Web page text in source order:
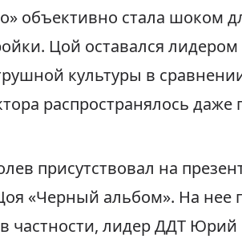
объективно стала шоком
Цой оставался
культуры в
распространялось даже
присутствовал на
«Черный альбом». На нее
частности, лидер ДДТ